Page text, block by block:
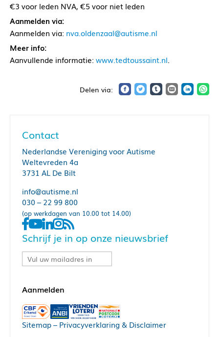
€3 voor leden NVA, €5 voor niet leden
Aanmelden via:
Aanmelden via: nva.oldenzaal@autisme.nl
Meer info:
Aanvullende informatie: www.tedtoussaint.nl.
Contact
Nederlandse Vereniging voor Autisme
Weltevreden 4a
3731 AL De Bilt
info@autisme.nl
030 – 22 99 800
(op werkdagen van 10.00 tot 14.00)
Schrijf je in op onze nieuwsbrief
Sitemap– Privacyverklaring & Disclaimer